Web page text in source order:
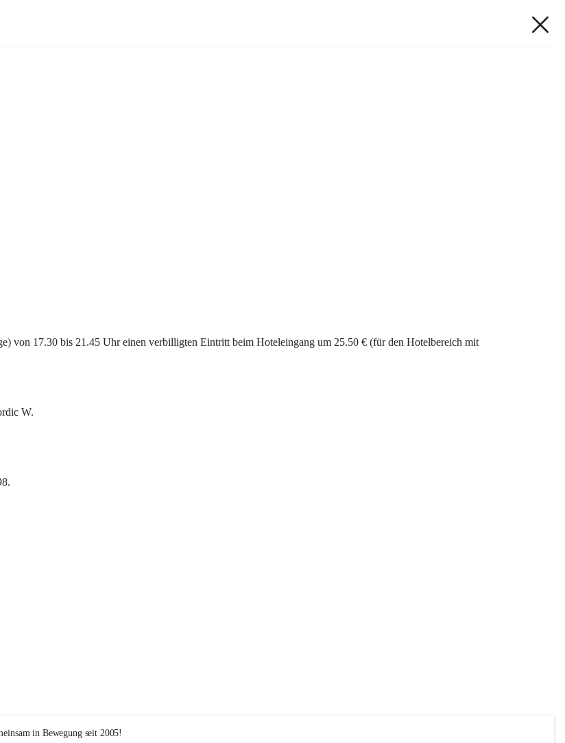
von 17.30 bis 21.45 Uhr einen verbilligten Eintritt beim Hoteleingang um 25.50 € (für den Hotelbereich mit
W.
in Bewegung seit 2005!